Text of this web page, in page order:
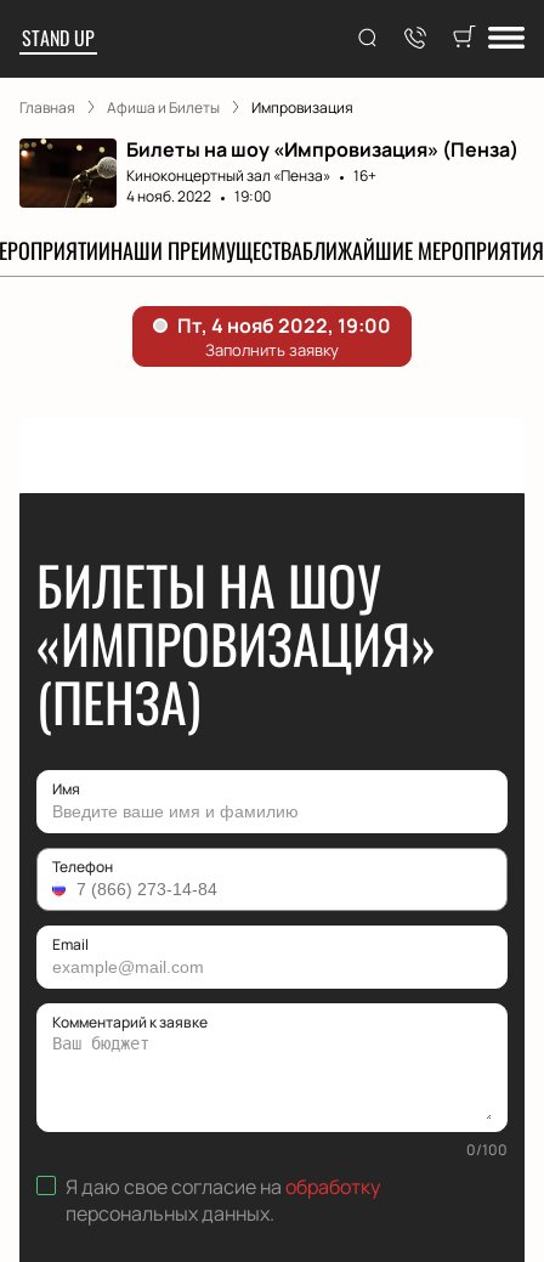
STAND UP
Главная Афиша и Билеты Импровизация
Билеты на шоу «Импровизация» (Пенза)
Киноконцертный зал «Пенза»
16+
4 нояб. 2022
19:00
НАШИ ПРЕИМУЩЕСТВАБЛИЖАЙШИЕ МЕРОПРИЯТИЯ
БИЛЕТЫ НА ШОУ
«ИМПРОВИЗАЦИЯ»
(ПЕНЗА)
Имя
Телефон
Email
Комментарий к заявке
0/100
Я даю свое согласие наобработку
персональных данных.